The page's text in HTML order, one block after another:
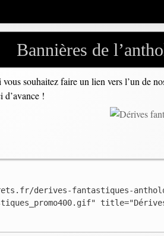
Bannières de
souhaitez faire un lien vers l’un de
d’avance !
derives-fantastiques-